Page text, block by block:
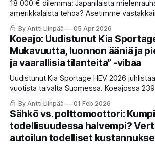
18 000 € dilemma: Japanilaista
amerikkalaista tehoa? Asetimme
200h:n ja Tesla Model 3:n. Kumpi käytetty
budjettiisi ja hermoillesi vuonna 2026? Lue
vertailu ja valitse puolesi!
By Antti Liinpää 05 Apr 2026
Koeajo: Uudistunut Kia
Mukavuutta, luonnon ääniä ja
ja vaarallisia tilanteita” -vibaa
Uudistunut Kia Sportage HEV 2026
vuotista taivalta Suomessa. Koeajossa
Premium -malli säväyttää Star Map -
talvikelissä kysymyksiä etuvedon
sisätilojen materiaaleista. Lue koko raportti!
By Antti Liinpää 01 Feb 2026
Sähkö vs. polttomoottori:
todellisuudessa halvempi?
autoilun todelliset